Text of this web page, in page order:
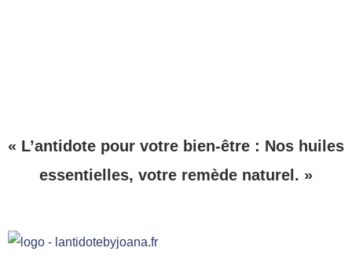
« L’antidote pour votre bien-être : Nos huiles
essentielles, votre remède naturel. »